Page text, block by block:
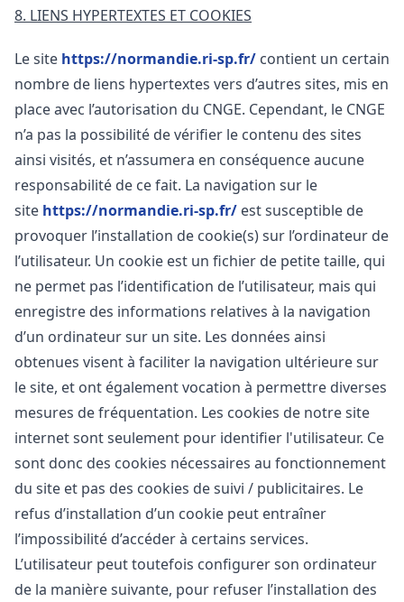
8. LIENS HYPERTEXTES ET COOKIES
Le site https://normandie.ri-sp.fr/ contient un certain
nombre de liens hypertextes vers d’autres sites, mis en
place avec l’autorisation du CNGE. Cependant, le CNGE
n’a pas la possibilité de vérifier le contenu des sites
ainsi visités, et n’assumera en conséquence aucune
responsabilité de ce fait. La navigation sur le
site https://normandie.ri-sp.fr/ est susceptible de
provoquer l’installation de cookie(s) sur l’ordinateur de
l’utilisateur. Un cookie est un fichier de petite taille, qui
ne permet pas l’identification de l’utilisateur, mais qui
enregistre des informations relatives à la navigation
d’un ordinateur sur un site. Les données ainsi
obtenues visent à faciliter la navigation ultérieure sur
le site, et ont également vocation à permettre diverses
mesures de fréquentation. Les cookies de notre site
internet sont seulement pour identifier l'utilisateur. Ce
sont donc des cookies nécessaires au fonctionnement
du site et pas des cookies de suivi / publicitaires. Le
refus d’installation d’un cookie peut entraîner
l’impossibilité d’accéder à certains services.
L’utilisateur peut toutefois configurer son ordinateur
de la manière suivante, pour refuser l’installation des